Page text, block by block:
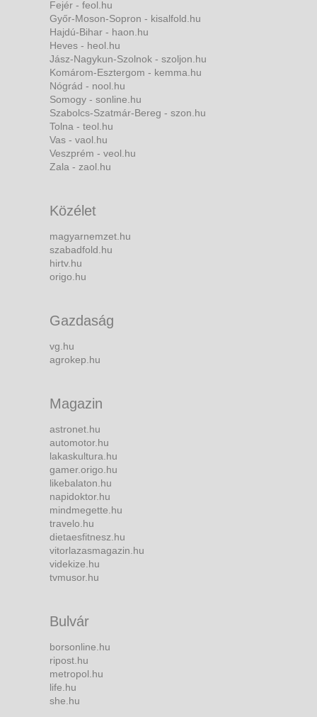
Fejér - feol.hu
Győr-Moson-Sopron - kisalfold.hu
Hajdú-Bihar - haon.hu
Heves - heol.hu
Jász-Nagykun-Szolnok - szoljon.hu
Komárom-Esztergom - kemma.hu
Nógrád - nool.hu
Somogy - sonline.hu
Szabolcs-Szatmár-Bereg - szon.hu
Tolna - teol.hu
Vas - vaol.hu
Veszprém - veol.hu
Zala - zaol.hu
Közélet
magyarnemzet.hu
szabadfold.hu
hirtv.hu
origo.hu
Gazdaság
vg.hu
agrokep.hu
Magazin
astronet.hu
automotor.hu
lakaskultura.hu
gamer.origo.hu
likebalaton.hu
napidoktor.hu
mindmegette.hu
travelo.hu
dietaesfitnesz.hu
vitorlazasmagazin.hu
videkize.hu
tvmusor.hu
Bulvár
borsonline.hu
ripost.hu
metropol.hu
life.hu
she.hu